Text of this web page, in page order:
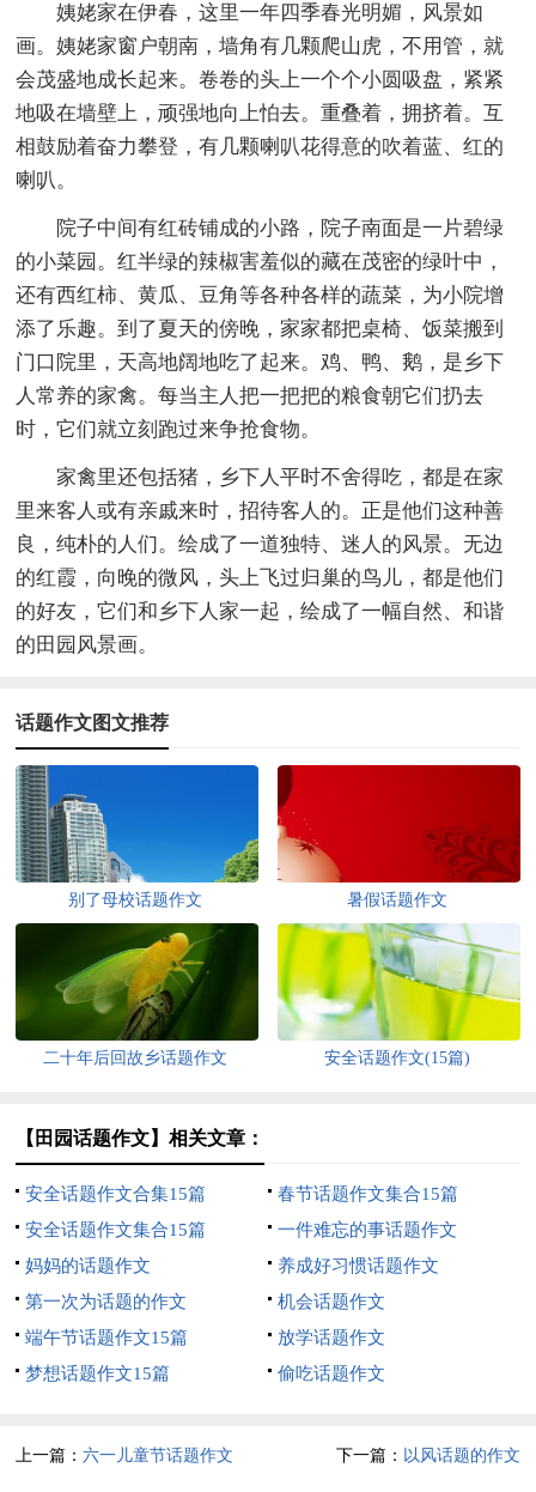
姨姥家在伊春，这里一年四季春光明媚，风景如
画。姨姥家窗户朝南，墙角有几颗爬山虎，不用管，就
会茂盛地成长起来。卷卷的头上一个个小圆吸盘，紧紧
地吸在墙壁上，顽强地向上怕去。重叠着，拥挤着。互
相鼓励着奋力攀登，有几颗喇叭花得意的吹着蓝、红的
喇叭。
院子中间有红砖铺成的小路，院子南面是一片碧绿
的小菜园。红半绿的辣椒害羞似的藏在茂密的绿叶中，
还有西红柿、黄瓜、豆角等各种各样的蔬菜，为小院增
添了乐趣。到了夏天的傍晚，家家都把桌椅、饭菜搬到
门口院里，天高地阔地吃了起来。鸡、鸭、鹅，是乡下
人常养的家禽。每当主人把一把把的粮食朝它们扔去
时，它们就立刻跑过来争抢食物。
家禽里还包括猪，乡下人平时不舍得吃，都是在家
里来客人或有亲戚来时，招待客人的。正是他们这种善
良，纯朴的人们。绘成了一道独特、迷人的风景。无边
的红霞，向晚的微风，头上飞过归巢的鸟儿，都是他们
的好友，它们和乡下人家一起，绘成了一幅自然、和谐
的田园风景画。
话题作文图文推荐
别了母校话题作文 暑假话题作文
二十年后回故乡话题作文 安全话题作文(15篇)
【田园话题作文】相关文章：
安全话题作文合集15篇
春节话题作文集合15篇
安全话题作文集合15篇
一件难忘的事话题作文
妈妈的话题作文
养成好习惯话题作文
第一次为话题的作文
机会话题作文
端午节话题作文15篇
放学话题作文
梦想话题作文15篇
偷吃话题作文
上一篇：六一儿童节话题作文 下一篇： 以风话题的作文